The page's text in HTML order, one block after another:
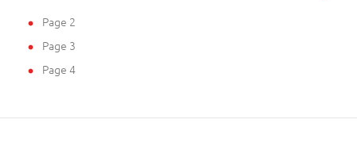
Page 2
Page 3
Page 4